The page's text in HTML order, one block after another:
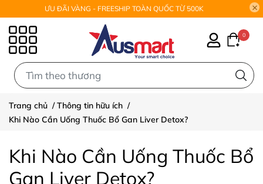
ƯU ĐÃI VÀNG - FREESHIP TOÀN QUỐC TỪ 500K
0
Trang chủ /Thông tin hữu ích /
Khi Nào Cần Uống Thuốc Bổ Gan Liver Detox?
Khi Nào Cần Uống Thuốc Bổ
Gan Liver Detox?